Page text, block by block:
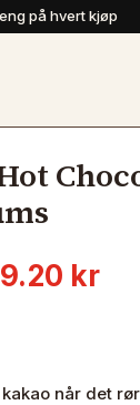
på hvert kjøp
kr
når det